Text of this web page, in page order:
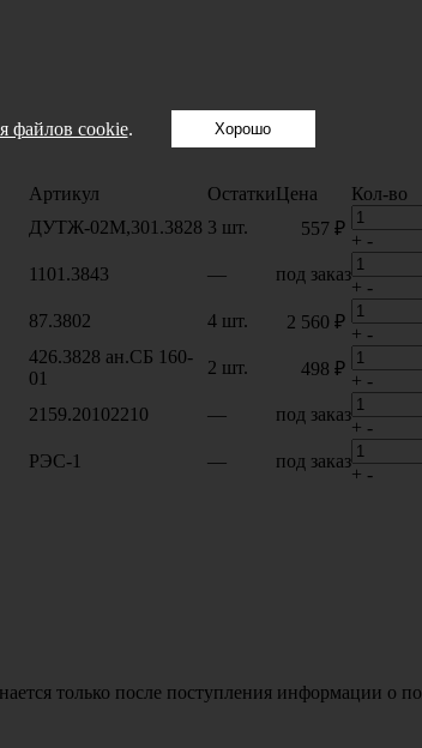
Артикул ОстаткиЦена Кол-во
ДУТЖ-02М,301.3828 3 шт. 557 ₽
+ -
1101.3843 — под заказ
+ -
87.3802 4 шт. 2 560 ₽
+ -
426.3828 ан.СБ 160-
01
2 шт. 498 ₽
+ -
2159.20102210 — под заказ
+ -
РЭС-1 — под заказ
+ -
только после поступления информации о
файлов cookie. Хорошо